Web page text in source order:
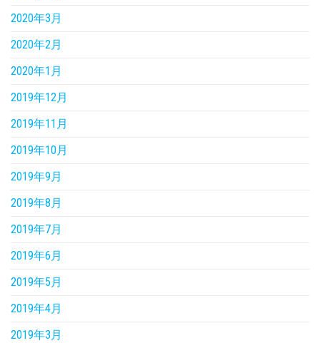
2020年3月
2020年2月
2020年1月
2019年12月
2019年11月
2019年10月
2019年9月
2019年8月
2019年7月
2019年6月
2019年5月
2019年4月
2019年3月